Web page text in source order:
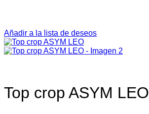
Añadir a la lista de deseos
Top crop ASYM LEO